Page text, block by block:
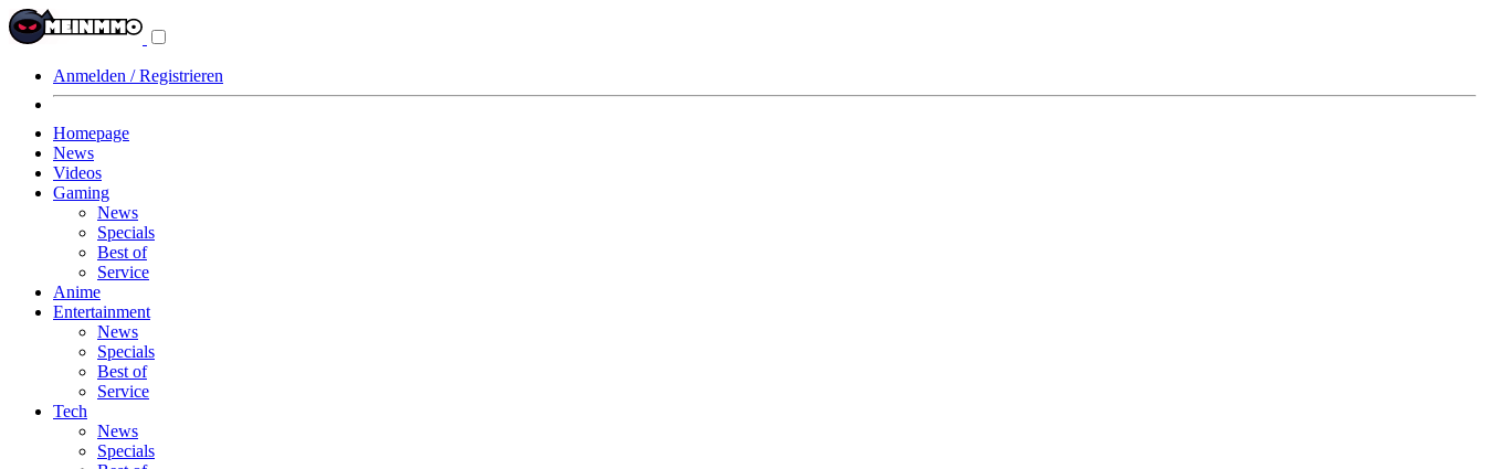
Anmelden / Registrieren
Homepage
News
Videos
Gaming
News
Specials
Best of
Service
Anime
Entertainment
News
Specials
Best of
Service
Tech
News
Specials